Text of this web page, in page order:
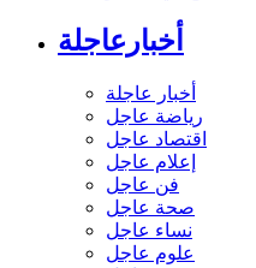
أخبارعاجلة
أخبار عاجلة
رياضة عاجل
اقتصاد عاجل
إعلام عاجل
فن عاجل
صحة عاجل
نساء عاجل
علوم عاجل